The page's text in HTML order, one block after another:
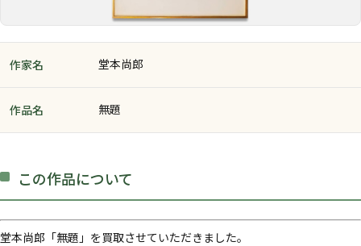
作家名 堂本尚郎
作品名 無題
この作品について
堂本尚郎「無題」を買取させていただきました。